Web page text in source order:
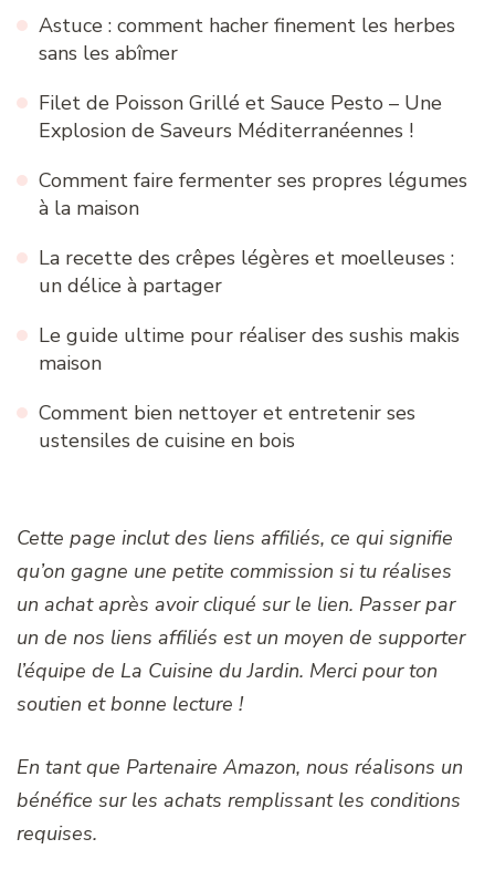
Astuce : comment hacher finement les herbes
sans les abîmer
Filet de Poisson Grillé et Sauce Pesto – Une
Explosion de Saveurs Méditerranéennes !
Comment faire fermenter ses propres légumes
à la maison
La recette des crêpes légères et moelleuses :
un délice à partager
Le guide ultime pour réaliser des sushis makis
maison
Comment bien nettoyer et entretenir ses
ustensiles de cuisine en bois
Cette page inclut des liens affiliés, ce qui signifie
qu’on gagne une petite commission si tu réalises
un achat après avoir cliqué sur le lien. Passer par
un de nos liens affiliés est un moyen de supporter
l’équipe de La Cuisine du Jardin. Merci pour ton
soutien et bonne lecture !
En tant que Partenaire Amazon, nous réalisons un
bénéfice sur les achats remplissant les conditions
requises.